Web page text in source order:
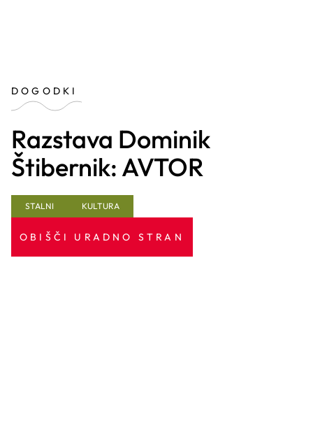
DOGODKI
Razstava Dominik
Štibernik: AVTOR
STALNI KULTURA
OBIŠČI URADNO STRAN